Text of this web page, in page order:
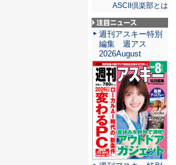
ASCII倶楽部とは
注目ニュース
週刊アスキー特別
編集 週アス
2026August